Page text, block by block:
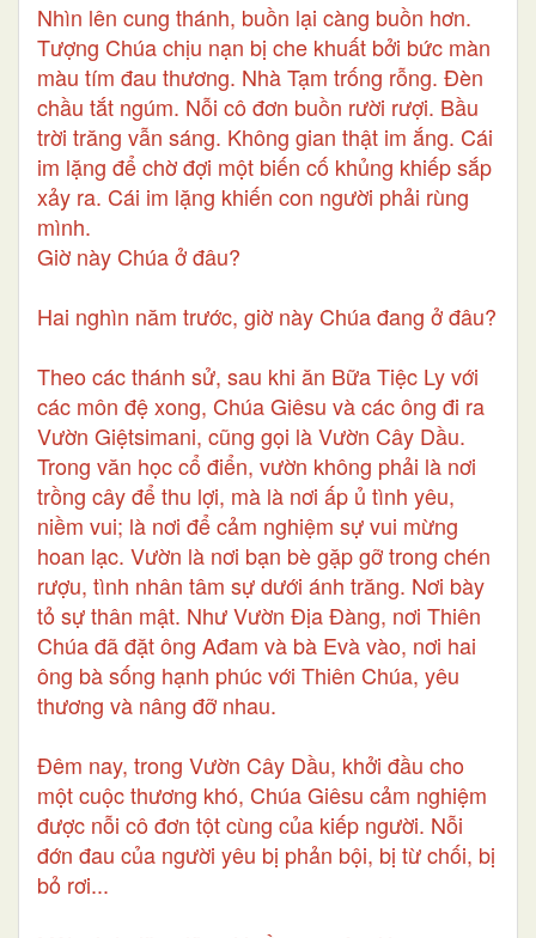
Nhìn lên cung thánh, buồn lại càng buồn hơn.
Tượng Chúa chịu nạn bị che khuất bởi bức màn
màu tím đau thương. Nhà Tạm trống rỗng. Đèn
chầu tắt ngúm. Nỗi cô đơn buồn rười rượi. Bầu
trời trăng vẫn sáng. Không gian thật im ắng. Cái
im lặng để chờ đợi một biến cố khủng khiếp sắp
xảy ra. Cái im lặng khiến con người phải rùng
mình.
Giờ này Chúa ở đâu?
Hai nghìn năm trước, giờ này Chúa đang ở đâu?
Theo các thánh sử, sau khi ăn Bữa Tiệc Ly với
các môn đệ xong, Chúa Giêsu và các ông đi ra
Vườn Giệtsimani, cũng gọi là Vườn Cây Dầu.
Trong văn học cổ điển, vườn không phải là nơi
trồng cây để thu lợi, mà là nơi ấp ủ tình yêu,
niềm vui; là nơi để cảm nghiệm sự vui mừng
hoan lạc. Vườn là nơi bạn bè gặp gỡ trong chén
rượu, tình nhân tâm sự dưới ánh trăng. Nơi bày
tỏ sự thân mật. Như Vườn Địa Đàng, nơi Thiên
Chúa đã đặt ông Ađam và bà Evà vào, nơi hai
ông bà sống hạnh phúc với Thiên Chúa, yêu
thương và nâng đỡ nhau.
Đêm nay, trong Vườn Cây Dầu, khởi đầu cho
một cuộc thương khó, Chúa Giêsu cảm nghiệm
được nỗi cô đơn tột cùng của kiếp người. Nỗi
đớn đau của người yêu bị phản bội, bị từ chối, bị
bỏ rơi...